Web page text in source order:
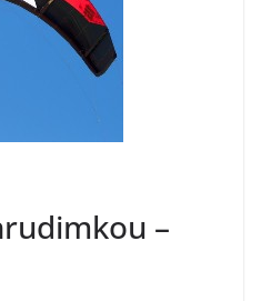
–